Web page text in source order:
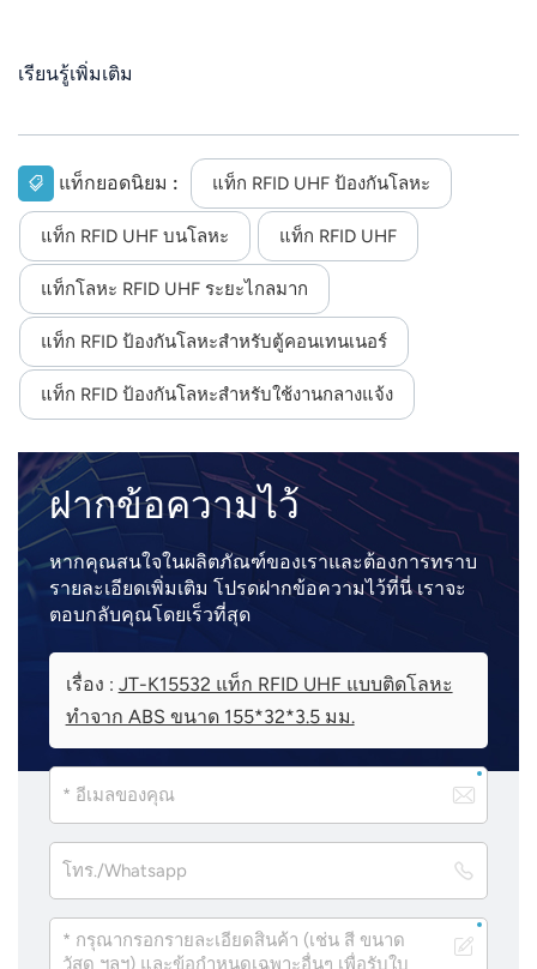
เรียนรู้เพิ่มเติม
แท็กยอดนิยม : แท็ก RFID UHF ป้องกันโลหะ
แท็ก RFID UHF บนโลหะ แท็ก RFID UHF
แท็กโลหะ RFID UHF ระยะไกลมาก
แท็ก RFID ป้องกันโลหะสำหรับตู้คอนเทนเนอร์
แท็ก RFID ป้องกันโลหะสำหรับใช้งานกลางแจ้ง
ฝากข้อความไว้
หากคุณสนใจในผลิตภัณฑ์ของเราและต้องการทราบ
รายละเอียดเพิ่มเติม โปรดฝากข้อความไว้ที่นี่ เราจะ
ตอบกลับคุณโดยเร็วที่สุด
เรื่อง : JT-K15532 แท็ก RFID UHF แบบติดโลหะ
ทำจาก ABS ขนาด 155*32*3.5 มม.